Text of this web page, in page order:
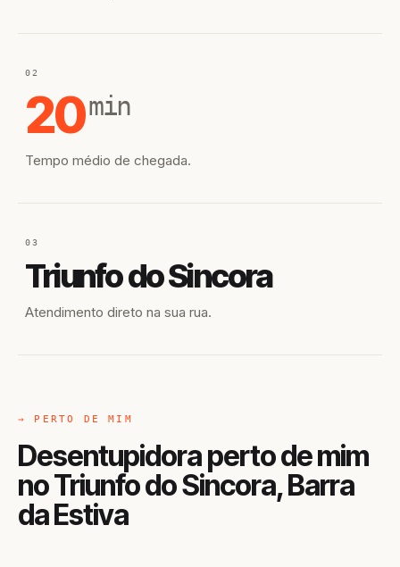
02
20min
Tempo médio de chegada.
03
Triunfo do Sincora
Atendimento direto na sua rua.
→ PERTO DE MIM
Desentupidora perto de mim
no Triunfo do Sincora, Barra
da Estiva